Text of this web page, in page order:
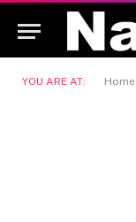
YOU ARE AT: Home